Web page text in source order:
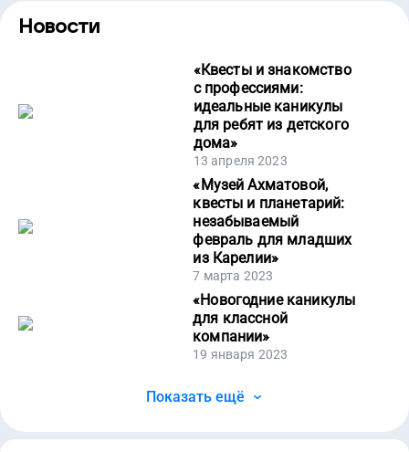
Новости
«Квесты и знакомство
с профессиями:
идеальные каникулы
для ребят из детского
дома»
13 апреля 2023
« Музей Ахматовой,
квесты и планетарий:
незабываемый
февраль для младших
из Карелии»
7 марта 2023
«Новогодние каникулы
для классной
компании»
19 января 2023
Показать ещё